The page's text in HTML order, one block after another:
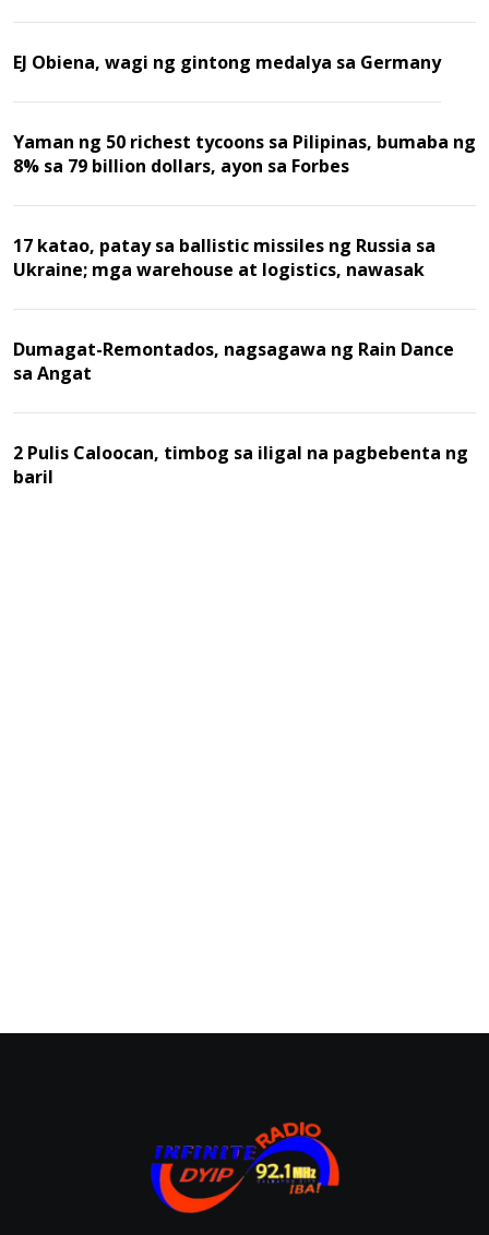
EJ Obiena, wagi ng gintong medalya sa Germany
Yaman ng 50 richest tycoons sa Pilipinas, bumaba ng
8% sa 79 billion dollars, ayon sa Forbes
17 katao, patay sa ballistic missiles ng Russia sa
Ukraine; mga warehouse at logistics, nawasak
Dumagat-Remontados, nagsagawa ng Rain Dance
sa Angat
2 Pulis Caloocan, timbog sa iligal na pagbebenta ng
baril